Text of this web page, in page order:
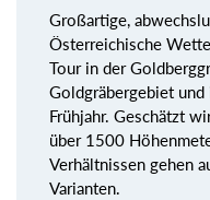
Großartige,
Österreichische
Tour in der
Goldgräbergebiet
Frühjahr. Geschätzt
über 1500
Verhältnissen gehen
Varianten.